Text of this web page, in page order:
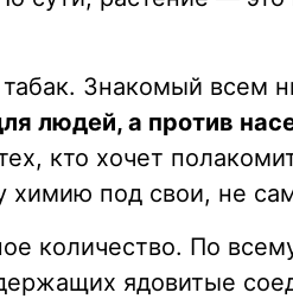
Знакомый всем
людей, а против
кто хочет
химию под свои, не
количество. По
ядовитые